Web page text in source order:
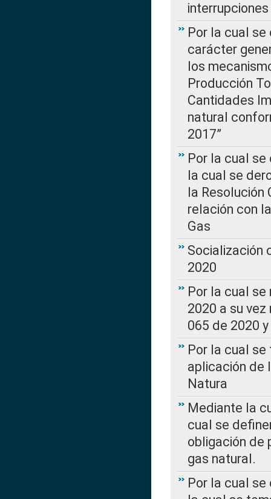
Por la cual
carácter
los
Producción
Cantidades
natural
2017”
Por la cual
la cual se
la Resolución
relación con
Gas
Socialización
2020
Por la cual se
2020 a su
065 de 2020
Por la cual
aplicación de
Natura
Mediante la
cual se
obligación de
gas natural.
Por la cual se